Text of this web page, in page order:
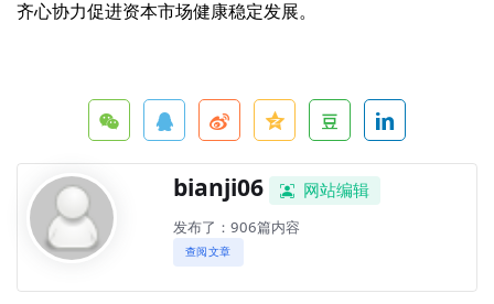
齐心协力促进资本市场健康稳定发展。
bianji06 网站编辑
发布了：906篇内容
查阅文章